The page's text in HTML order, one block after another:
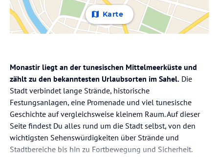
Karte
Monastir liegt an der tunesischen Mittelmeerküste und
zählt zu den bekanntesten Urlaubsorten im Sahel. Die
Stadt verbindet lange Strände, historische
Festungsanlagen, eine Promenade und viel tunesische
Geschichte auf vergleichsweise kleinem Raum. Auf dieser
Seite findest Du alles rund um die Stadt selbst, von den
wichtigsten Sehenswürdigkeiten über Strände und
Stadtbereiche bis hin zu Fortbewegung und Sicherheit.